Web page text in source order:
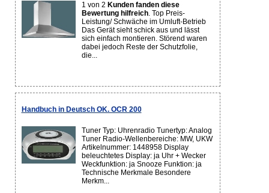
1 von 2 Kunden fanden diese
Bewertung hilfreich. Top Preis-
Leistung/ Schwäche im Umluft-Betrieb
Das Gerät sieht schick aus und lässt
sich einfach montieren. Störend waren
dabei jedoch Reste der Schutzfolie,
die...
Handbuch in Deutsch OK. OCR 200
Tuner Typ: Uhrenradio Tunertyp: Analog
Tuner Radio-Wellenbereiche: MW, UKW
Artikelnummer: 1448958 Display
beleuchtetes Display: ja Uhr + Wecker
Weckfunktion: ja Snooze Funktion: ja
Technische Merkmale Besondere
Merkm...